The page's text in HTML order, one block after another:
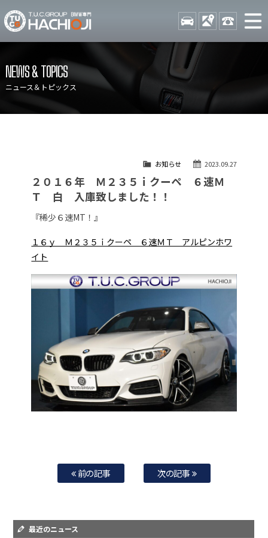
TUCグループ BMW専門 八
STOCK ACCESS 042-
在庫リスト
目玉車両一覧
店舗紹介
保証＆サービス
アクセスマップ
自動車保険
TUCとは？
納車blog
会社概要
NEWS & TOPICS
ニュース＆トピックス
2023.09.27
お知らせ
２０１６年 Ｍ２３５ｉクーペ ６速Ｍ
Ｔ 白 入庫致しました！！
『稀少６速MT！』
１６ｙ Ｍ２３５ｉクーペ ６速ＭＴ アルピンホワ
イト
前の記事 次の記事
最近のニュース